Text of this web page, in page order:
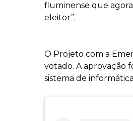
fluminense que
eleitor”.
O Projeto com a
votado. A aprovação
sistema de